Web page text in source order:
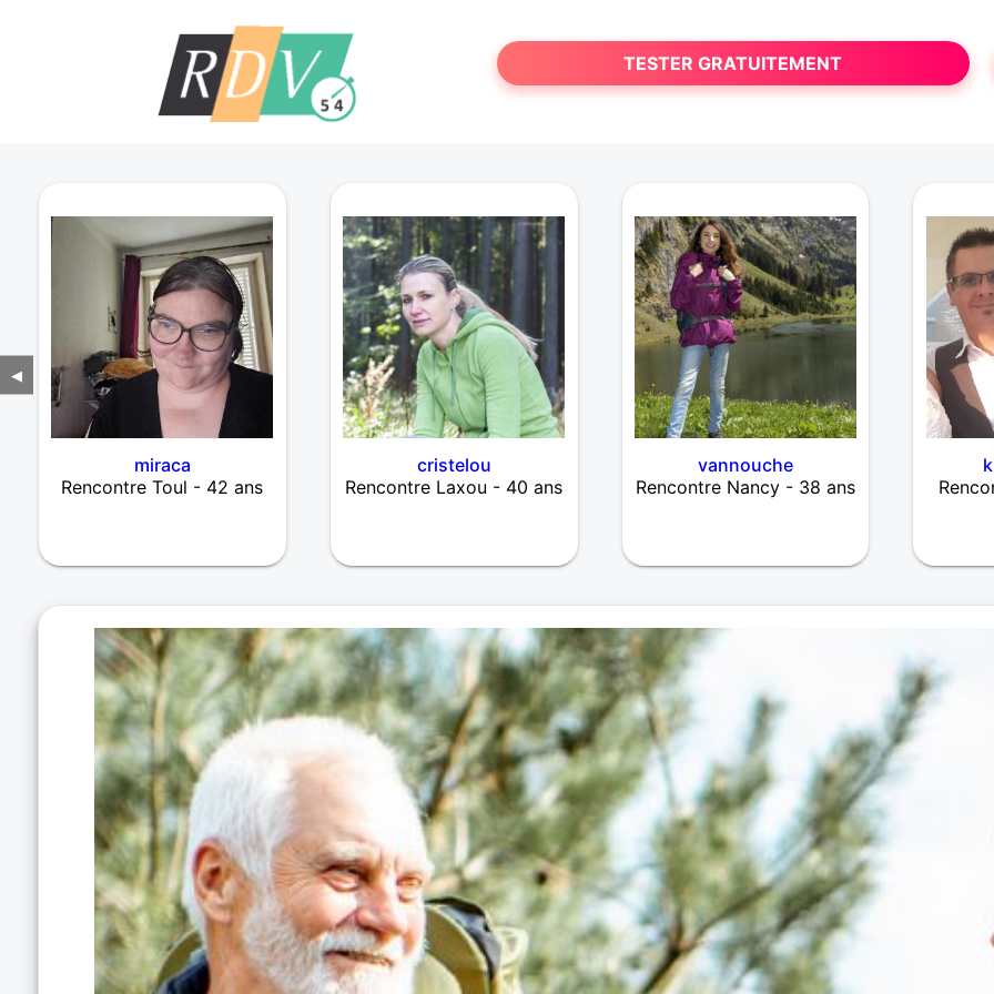
TESTER GRATUITEMENT
◀
miraca
Rencontre Toul - 42 ans
cristelou
Rencontre Laxou - 40 ans
vannouche
Rencontre Nancy - 38 ans